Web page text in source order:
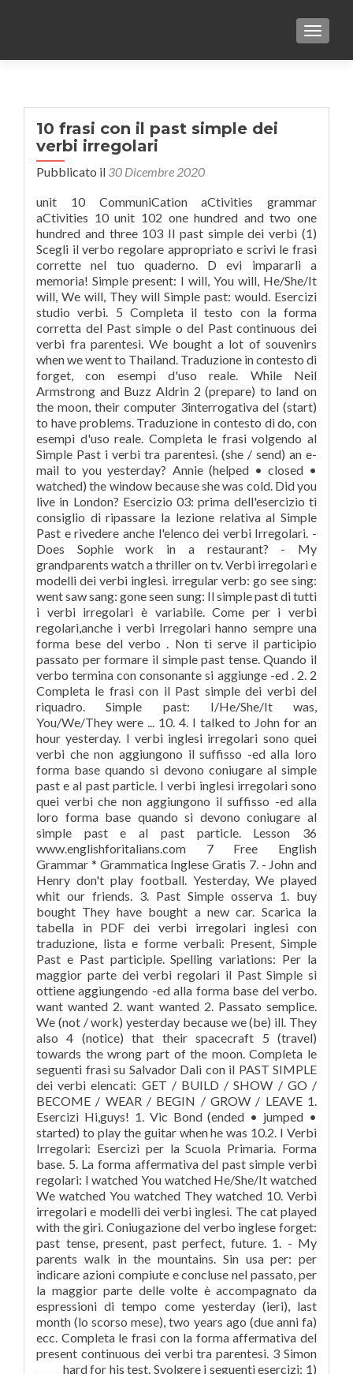
10 frasi con il past simple dei
verbi irregolari
Pubblicato il 30 Dicembre 2020
unit 10 CommuniCation aCtivities grammar
aCtivities 10 unit 102 one hundred and two one
hundred and three 103 Il past simple dei verbi (1)
Scegli il verbo regolare appropriato e scrivi le frasi
corrette nel tuo quaderno. D evi impararli a
memoria! Simple present: I will, You will, He/She/It
will, We will, They will Simple past: would. Esercizi
studio verbi. 5 Completa il testo con la forma
corretta del Past simple o del Past continuous dei
verbi fra parentesi. We bought a lot of souvenirs
when we went to Thailand. Traduzione in contesto di
forget, con esempi d'uso reale. While Neil
Armstrong and Buzz Aldrin 2 (prepare) to land on
the moon, their computer 3interrogativa del (start)
to have problems. Traduzione in contesto di do, con
esempi d'uso reale. Completa le frasi volgendo al
Simple Past i verbi tra parentesi. (she / send) an e-
mail to you yesterday? Annie (helped • closed •
watched) the window because she was cold. Did you
live in London? Esercizio 03: prima dell'esercizio ti
consiglio di ripassare la lezione relativa al Simple
Past e rivedere anche l'elenco dei verbi Irregolari. -
Does Sophie work in a restaurant? - My
grandparents watch a thriller on tv. Verbi irregolari e
modelli dei verbi inglesi. irregular verb: go see sing:
went saw sang: gone seen sung: Il simple past di tutti
i verbi irregolari è variabile. Come per i verbi
regolari,anche i verbi Irregolari hanno sempre una
forma bese del verbo . Non ti serve il participio
passato per formare il simple past tense. Quando il
verbo termina con consonante si aggiunge -ed . 2. 2
Completa le frasi con il Past simple dei verbi del
riquadro. Simple past: I/He/She/It was,
You/We/They were ... 10. 4. I talked to John for an
hour yesterday. I verbi inglesi irregolari sono quei
verbi che non aggiungono il suffisso -ed alla loro
forma base quando si devono coniugare al simple
past e al past particle. I verbi inglesi irregolari sono
quei verbi che non aggiungono il suffisso -ed alla
loro forma base quando si devono coniugare al
simple past e al past particle. Lesson 36
www.englishforitalians.com 7 Free English
Grammar * Grammatica Inglese Gratis 7. - John and
Henry don't play football. Yesterday, We played
whit our friends. 3. Past Simple osserva 1. buy
bought They have bought a new car. Scarica la
tabella in PDF dei verbi irregolari inglesi con
traduzione, lista e forme verbali: Present, Simple
Past e Past participle. Spelling variations: Per la
maggior parte dei verbi regolari il Past Simple si
ottiene aggiungendo -ed alla forma base del verbo.
want wanted 2. want wanted 2. Passato semplice.
We (not / work) yesterday because we (be) ill. They
also 4 (notice) that their spacecraft 5 (travel)
towards the wrong part of the moon. Completa le
seguenti frasi su Salvador Dali con il PAST SIMPLE
dei verbi elencati: GET / BUILD / SHOW / GO /
BECOME / WEAR / BEGIN / GROW / LEAVE 1.
Esercizi Hi,guys! 1. Vic Bond (ended • jumped •
started) to play the guitar when he was 10.2. I Verbi
Irregolari: Esercizi per la Scuola Primaria. Forma
base. 5. La forma affermativa del past simple verbi
regolari: I watched You watched He/She/It watched
We watched You watched They watched 10. Verbi
irregolari e modelli dei verbi inglesi. The cat played
with the giri. Coniugazione del verbo inglese forget:
past tense, present, past perfect, future. 1. - My
parents walk in the mountains. Sin usa per: per
indicare azioni compiute e concluse nel passato, per
la maggior parte delle volte è accompagnato da
espressioni di tempo come yesterday (ieri), last
month (lo scorso mese), two years ago (due anni fa)
ecc. Completa le frasi con la forma affermativa del
present continuous dei verbi tra parentesi. 3 Simon
_____ hard for his test. Svolgere i seguenti esercizi: 1)